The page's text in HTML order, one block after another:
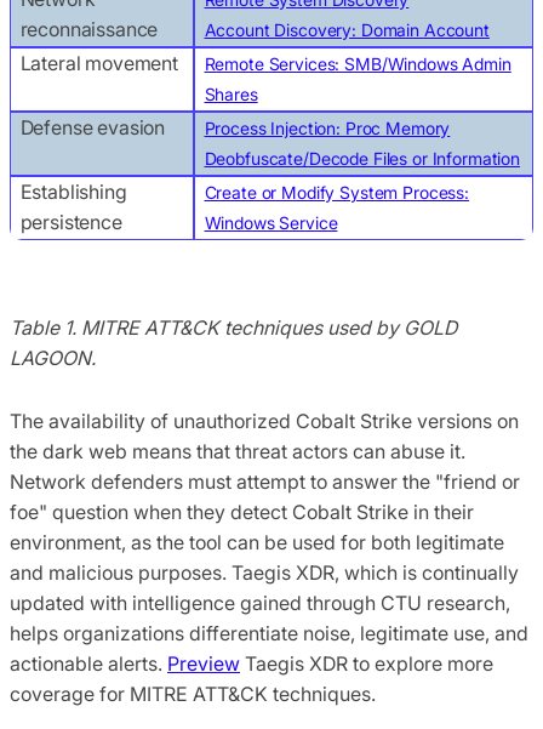
reconnaissance
Account Discovery: Domain Account
Lateral movement
Remote Services: SMB/Windows Admin
Shares
Defense evasion
Process Injection: Proc Memory
Deobfuscate/Decode Files or Information
Establishing
persistence
Create or Modify System Process:
Windows Service
Table 1. MITRE ATT&CK techniques used by GOLD
LAGOON.
The availability of unauthorized Cobalt Strike versions on
the dark web means that threat actors can abuse it.
Network defenders must attempt to answer the "friend or
foe" question when they detect Cobalt Strike in their
environment, as the tool can be used for both legitimate
and malicious purposes. Taegis XDR, which is continually
updated with intelligence gained through CTU research,
helps organizations differentiate noise, legitimate use, and
actionable alerts. Preview Taegis XDR to explore more
coverage for MITRE ATT&CK techniques.